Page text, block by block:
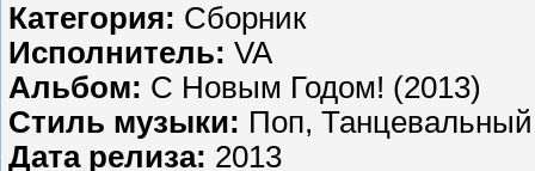
Категория: Сборник
Исполнитель: VA
Альбом: С Новым Годом! (2013)
Стиль музыки: Поп, Танцевальный
Дата релиза: 2013